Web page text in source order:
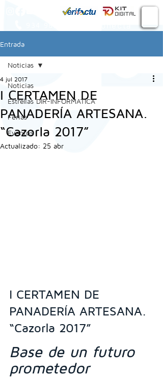
Entrada
Noticias
Estrellas DIR-INFORMATICA
Ferias
Eventos
Noticias
I CERTAMEN DE
PANADERÍA ARTESANA.
“Cazorla 2017”
4 jul 2017
Actualizado: 25 abr
I CERTAMEN DE
PANADERÍA ARTESANA.
“Cazorla 2017”
Base de un futuro
prometedor